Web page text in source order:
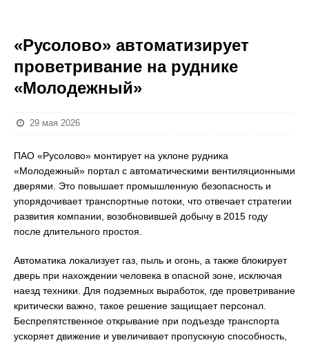
«Русолово» автоматизирует
проветривание на руднике
«Молодежный»
29 мая 2026
ПАО «Русолово» монтирует на уклоне рудника
«Молодежный» портал с автоматическими вентиляционными
дверями. Это повышает промышленную безопасность и
упорядочивает транспортные потоки, что отвечает стратегии
развития компании, возобновившей добычу в 2015 году
после длительного простоя.
Автоматика локализует газ, пыль и огонь, а также блокирует
дверь при нахождении человека в опасной зоне, исключая
наезд техники. Для подземных выработок, где проветривание
критически важно, такое решение защищает персонал.
Беспрепятственное открывание при подъезде транспорта
ускоряет движение и увеличивает пропускную способность,